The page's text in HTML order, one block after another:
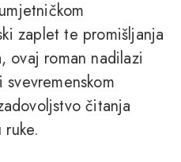
zaplet te promišljanja
ovaj roman nadilazi
čitanja